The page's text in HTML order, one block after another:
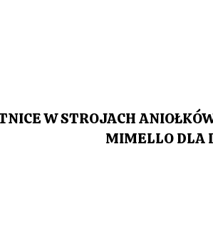
W STROJACH
MIMELLO DLA